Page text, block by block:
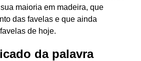
maioria em madeira, que
das favelas e que ainda
de hoje.
da palavra